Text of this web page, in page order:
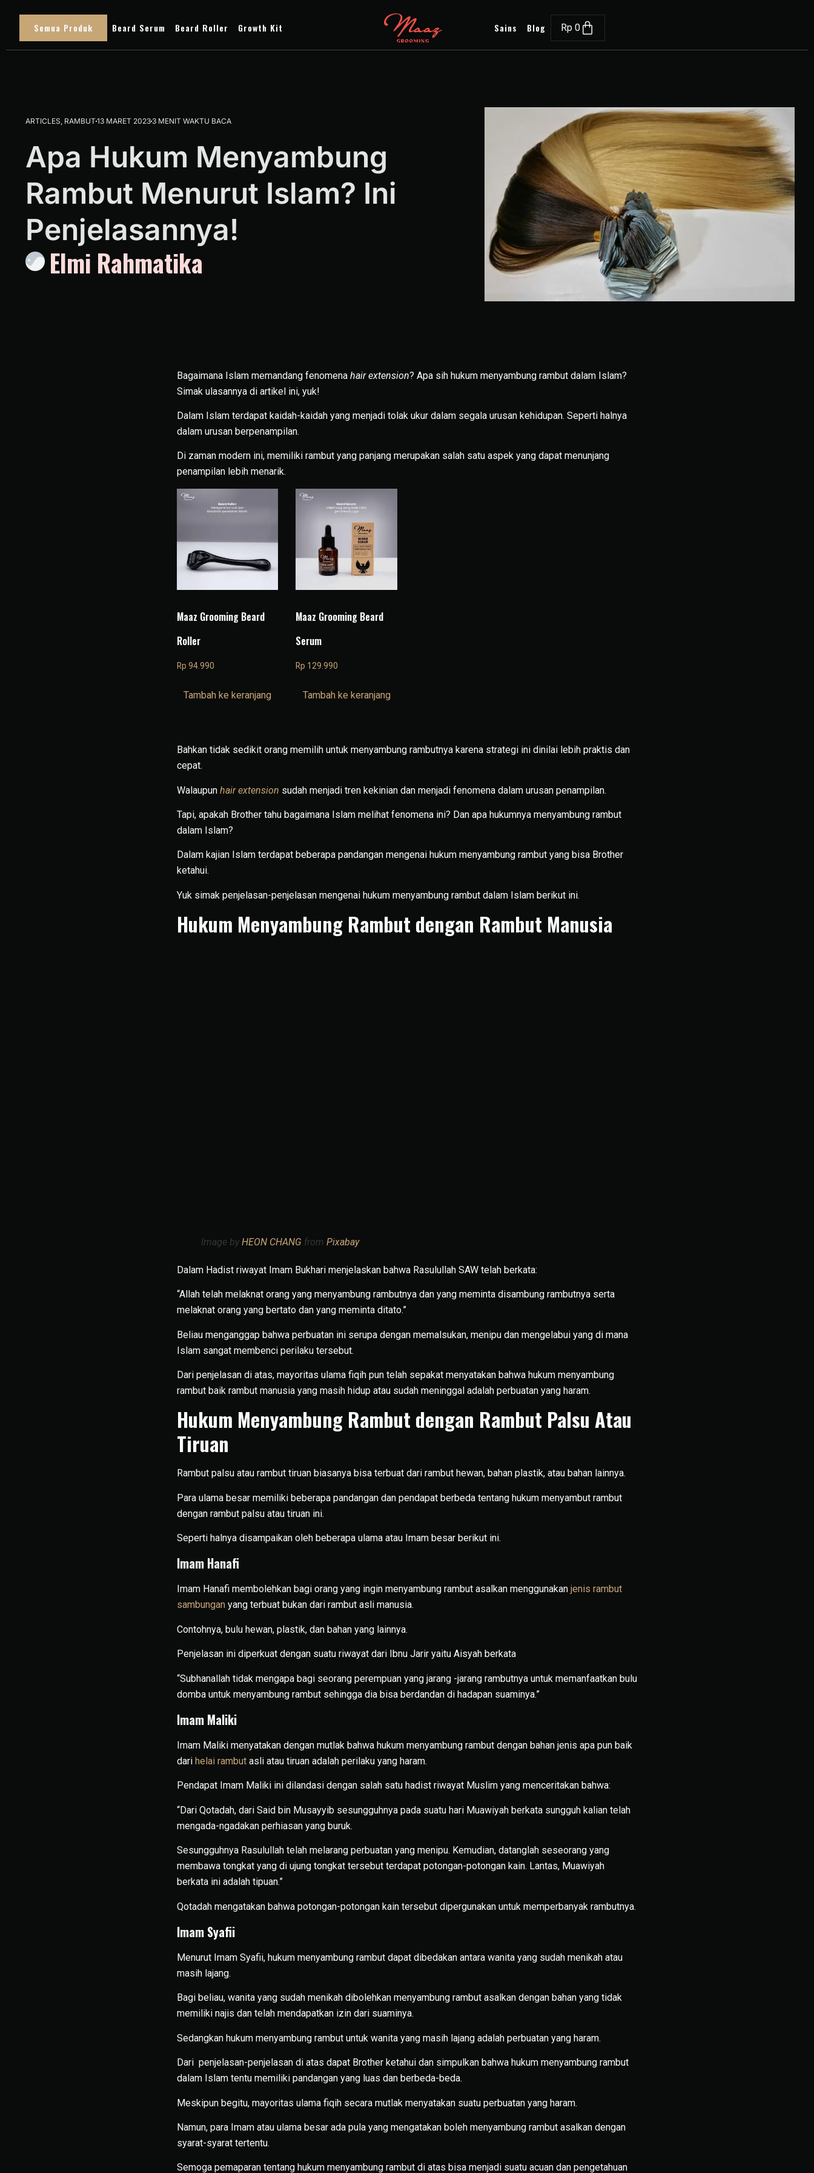
Semua Produk Beard Serum Beard Roller Growth Kit Sains Blog Rp 0
ARTICLES RAMBUT13 MARET 2023 3 MENIT WAKTU BACA
Apa Hukum Menyambung
Rambut Menurut Islam? Ini
Penjelasannya!
Elmi Rahmatika
Bagaimana Islam memandang fenomena hair extension? Apa sih hukum menyambung rambut dalam Islam?
Simak ulasannya di artikel ini, yuk!
Dalam Islam terdapat kaidah-kaidah yang menjadi tolak ukur dalam segala urusan kehidupan. Seperti halnya
dalam urusan berpenampilan.
Di zaman modern ini, memiliki rambut yang panjang merupakan salah satu aspek yang dapat menunjang
penampilan lebih menarik.
Maaz Grooming Beard
Roller
Rp 94.990
Tambah ke keranjang
Maaz Grooming Beard
Serum
Rp 129.990
Tambah ke keranjang
Bahkan tidak sedikit orang memilih untuk menyambung rambutnya karena strategi ini dinilai lebih praktis dan
cepat.
Walaupun hair extension sudah menjadi tren kekinian dan menjadi fenomena dalam urusan penampilan.
Tapi, apakah Brother tahu bagaimana Islam melihat fenomena ini? Dan apa hukumnya menyambung rambut
dalam Islam?
Dalam kajian Islam terdapat beberapa pandangan mengenai hukum menyambung rambut yang bisa Brother
ketahui.
Yuk simak penjelasan-penjelasan mengenai hukum menyambung rambut dalam Islam berikut ini.
Hukum Menyambung Rambut dengan Rambut Manusia
Image byHEON CHANG from Pixabay
Dalam Hadist riwayat Imam Bukhari menjelaskan bahwa Rasulullah SAW telah berkata:
“Allah telah melaknat orang yang menyambung rambutnya dan yang meminta disambung rambutnya serta
melaknat orang yang bertato dan yang meminta ditato.”
Beliau menganggap bahwa perbuatan ini serupa dengan memalsukan, menipu dan mengelabui yang di mana
Islam sangat membenci perilaku tersebut.
Dari penjelasan di atas, mayoritas ulama fiqih pun telah sepakat menyatakan bahwa hukum menyambung
rambut baik rambut manusia yang masih hidup atau sudah meninggal adalah perbuatan yang haram.
Hukum Menyambung Rambut dengan Rambut Palsu Atau
Tiruan
Rambut palsu atau rambut tiruan biasanya bisa terbuat dari rambut hewan, bahan plastik, atau bahan lainnya.
Para ulama besar memiliki beberapa pandangan dan pendapat berbeda tentang hukum menyambut rambut
dengan rambut palsu atau tiruan ini.
Seperti halnya disampaikan oleh beberapa ulama atau Imam besar berikut ini.
Imam Hanafi
Imam Hanafi membolehkan bagi orang yang ingin menyambung rambut asalkan menggunakan jenis rambut
sambungan yang terbuat bukan dari rambut asli manusia.
Contohnya, bulu hewan, plastik, dan bahan yang lainnya.
Penjelasan ini diperkuat dengan suatu riwayat dari Ibnu Jarir yaitu Aisyah berkata
“Subhanallah tidak mengapa bagi seorang perempuan yang jarang -jarang rambutnya untuk memanfaatkan bulu
domba untuk menyambung rambut sehingga dia bisa berdandan di hadapan suaminya.”
Imam Maliki
Imam Maliki menyatakan dengan mutlak bahwa hukum menyambung rambut dengan bahan jenis apa pun baik
dari helai rambutasli atau tiruan adalah perilaku yang haram.
Pendapat Imam Maliki ini dilandasi dengan salah satu hadist riwayat Muslim yang menceritakan bahwa:
“Dari Qotadah, dari Said bin Musayyib sesungguhnya pada suatu hari Muawiyah berkata sungguh kalian telah
mengada-ngadakan perhiasan yang buruk.
Sesungguhnya Rasulullah telah melarang perbuatan yang menipu. Kemudian, datanglah seseorang yang
membawa tongkat yang di ujung tongkat tersebut terdapat potongan-potongan kain. Lantas, Muawiyah
berkata ini adalah tipuan.”
Qotadah mengatakan bahwa potongan-potongan kain tersebut dipergunakan untuk memperbanyak rambutnya.
Imam Syafii
Menurut Imam Syafii, hukum menyambung rambut dapat dibedakan antara wanita yang sudah menikah atau
masih lajang.
Bagi beliau, wanita yang sudah menikah dibolehkan menyambung rambut asalkan dengan bahan yang tidak
memiliki najis dan telah mendapatkan izin dari suaminya.
Sedangkan hukum menyambung rambut untuk wanita yang masih lajang adalah perbuatan yang haram.
Dari penjelasan-penjelasan di atas dapat Brother ketahui dan simpulkan bahwa hukum menyambung rambut
dalam Islam tentu memiliki pandangan yang luas dan berbeda-beda.
Meskipun begitu, mayoritas ulama fiqih secara mutlak menyatakan suatu perbuatan yang haram.
Namun, para Imam atau ulama besar ada pula yang mengatakan boleh menyambung rambut asalkan dengan
syarat-syarat tertentu.
Semoga pemaparan tentang hukum menyambung rambut di atas bisa menjadi suatu acuan dan pengetahuan